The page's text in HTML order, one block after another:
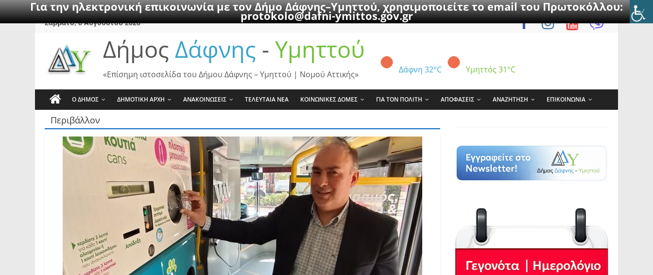
Για την ηλεκτρονική επικοινωνία με τον Δήμο Δάφνης–Υμηττού, χρησιμοποιείτε το email του Πρωτοκόλλου:
protokolo@dafni-ymittos.gov.gr
SkipΣάββατο, 8 Αυγούστου 2026
Δήμος Δάφνης - Υμηττού
Δάφνη 32°C Υμηττός 31°C
«Επίσημη ιστοσελίδα του Δήμου Δάφνης – Υμηττού | Νομού Αττικής»
Ο ΔΗΜΟΣ ΔΗΜΟΤΙΚΗ ΑΡΧΗ ΑΝΑΚΟΙΝΩΣΕΙΣ ΤΕΛΕΥΤΑΙΑ ΝΕΑ ΚΟΙΝΩΝΙΚΕΣ ΔΟΜΕΣ ΓΙΑ ΤΟΝ ΠΟΛΙΤΗ ΑΠΟΦΑΣΕΙΣ ΑΝΑΖΗΤΗΣΗ ΕΠΙΚΟΙΝΩΝΙΑ
Περιβάλλον